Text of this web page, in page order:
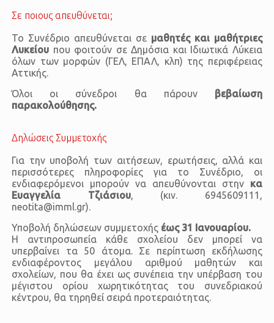
Σε ποιους απευθύνεται;
Το Συνέδριο απευθύνεται σε μαθητές και μαθήτριες
Λυκείου που φοιτούν σε Δημόσια και Ιδιωτικά Λύκεια
όλων των μορφών (ΓΕΛ, ΕΠΑΛ, κλπ) της περιφέρειας
Αττικής.
Όλοι οι σύνεδροι θα πάρουν βεβαίωση
παρακολούθησης.
Δηλώσεις Συμμετοχής
Για την υποβολή των αιτήσεων, ερωτήσεις, αλλά και
περισσότερες πληροφορίες για το Συνέδριο, οι
ενδιαφερόμενοι μπορούν να απευθύνονται στην κα
Ευαγγελία Τζιάσιου, (κιν. 6945609111,
neotita@imml.gr).
Υποβολή δηλώσεων συμμετοχής έως 31 Ιανουαρίου.
Η αντιπροσωπεία κάθε σχολείου δεν μπορεί να
υπερβαίνει τα 50 άτομα. Σε περίπτωση εκδήλωσης
ενδιαφέροντος μεγάλου αριθμού μαθητών και
σχολείων, που θα έχει ως συνέπεια την υπέρβαση του
μέγιστου ορίου χωρητικότητας του συνεδριακού
κέντρου, θα τηρηθεί σειρά προτεραιότητας.